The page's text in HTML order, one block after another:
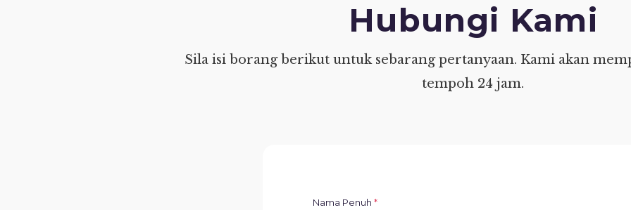
Hubungi Kami
Sila isi borang berikut untuk sebarang pertanyaan. Kami akan
tempoh 24 jam.
Nama Penuh *